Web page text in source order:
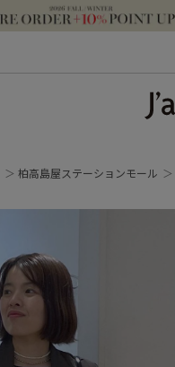
柏高島屋ステーションモール